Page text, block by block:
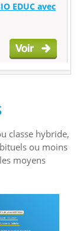
EDUC avec
classe hybride,
ou moins
moyens